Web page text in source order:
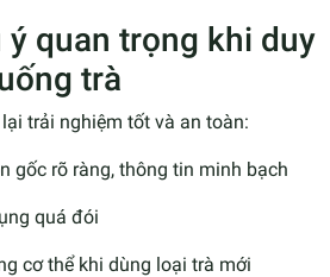
quan trọng khi duy
trà
trải nghiệm tốt và an toàn:
gốc rõ ràng, thông tin minh bạch
quá đói
cơ thể khi dùng loại trà mới